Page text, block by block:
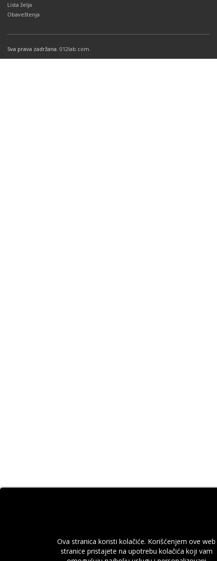
Ova stranica koristi kolačiće. Korišćenjem ove web
stranice pristajete na upotrebu kolačića koji vam
Lista želja
Obaveštenja
Sva prava zadržana. 012lab.com.